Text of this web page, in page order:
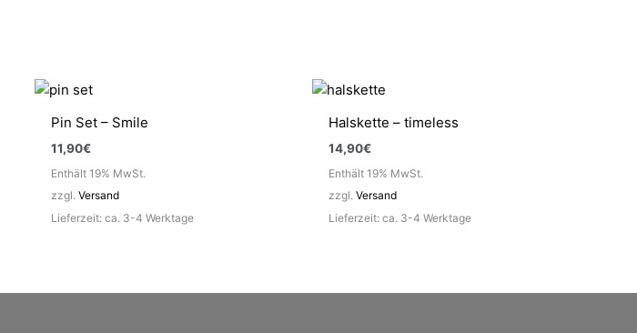
Pin Set – Smile
11,90€
Enthält 19% MwSt.
zzgl. Versand
Lieferzeit: ca. 3-4 Werktage
Halskette – timeless
14,90€
Enthält 19% MwSt.
zzgl. Versand
Lieferzeit: ca. 3-4 Werktage